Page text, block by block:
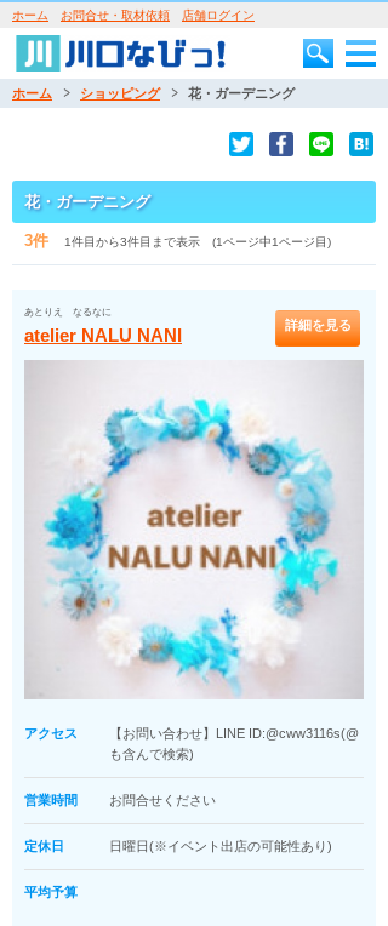
ホーム お問合せ・取材依頼 店舗ログイン
ホーム ショッピング 花・ガーデニング
花・ガーデニング
3件 1件目から3件目まで表示 (1ページ中1ページ目)
あとりえ なるなに
atelier NALU NANI 詳細を見る
アクセス
【お問い合わせ】LINE ID:@cww3116s(@
も含んで検索)
営業時間 お問合せください
定休日 日曜日(※イベント出店の可能性あり)
平均予算